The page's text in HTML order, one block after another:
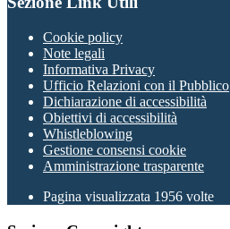
Cookie policy
Note legali
Informativa Privacy
Ufficio Relazioni con il Pubblico
Dichiarazione di accessibilità
Obiettivi di accessibilità
Whistleblowing
Gestione consensi cookie
Amministrazione trasparente
Pagina visualizzata 1956 volte